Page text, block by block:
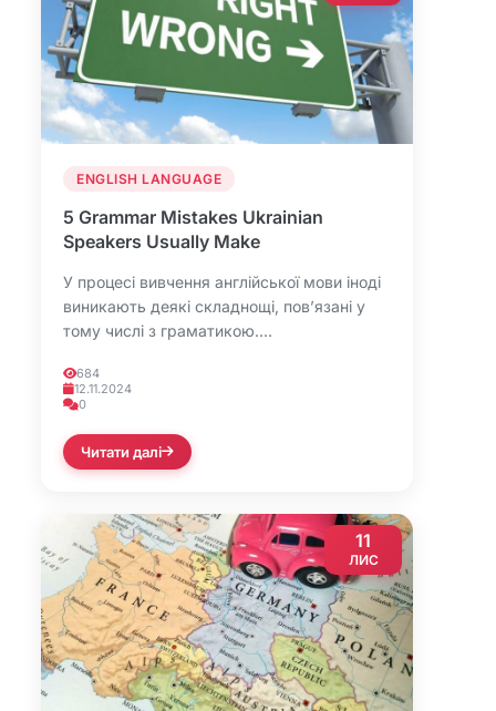
ENGLISH LANGUAGE
5 Grammar Mistakes Ukrainian
Speakers Usually Make
У процесі вивчення англійської мови іноді
виникають деякі складнощі, пов’язані у
тому числі з граматикою....
684
12.11.2024
0
Читати далі
11
ЛИС